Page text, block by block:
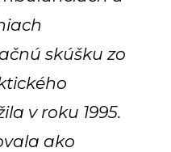
skúšku zo
v roku 1995.
ako